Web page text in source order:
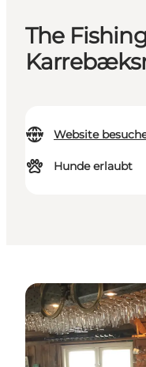
The
Website
Hunde erlaubt